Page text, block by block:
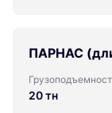
ПАРНАС
20 тн